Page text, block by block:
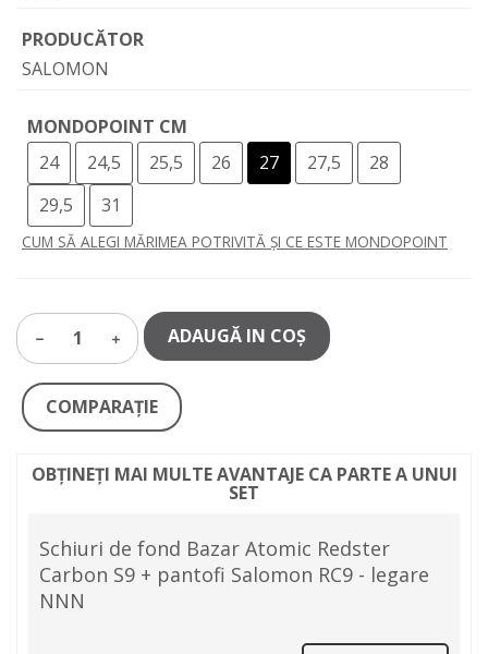
PRODUCĂTOR
SALOMON
MONDOPOINT CM
24
24,5 25,5 26 27 27,5
28
29,5
31
CUM SĂ ALEGI MĂRIMEA POTRIVITĂ ȘI CE ESTE MONDOPOINT
1 ADAUGĂ IN COŞ
COMPARAŢIE
OBȚINEȚI MAI MULTE AVANTAJE CA PARTE A UNUI
SET
Schiuri de fond Bazar Atomic Redster
Carbon S9 + pantofi Salomon RC9 - legare
NNN